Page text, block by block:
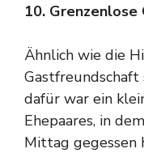
10.
Ähnlich wie die
Gastfreundschaft
dafür war ein
Ehepaares, in
Mittag gegessen